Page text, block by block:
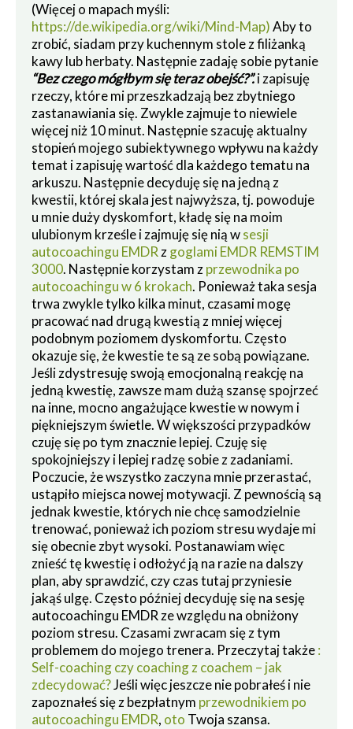
(Więcej o mapach myśli:
https://de.wikipedia.org/wiki/Mind-Map)Aby to
zrobić, siadam przy kuchennym stole z filiżanką
kawy lub herbaty. Następnie zadaję sobie pytanie
“Bez czego mógłbym się teraz obejść?”.i zapisuję
rzeczy, które mi przeszkadzają bez zbytniego
zastanawiania się. Zwykle zajmuje to niewiele
więcej niż 10 minut. Następnie szacuję aktualny
stopień mojego subiektywnego wpływu na każdy
temat i zapisuję wartość dla każdego tematu na
arkuszu. Następnie decyduję się na jedną z
kwestii, której skala jest najwyższa, tj. powoduje
u mnie duży dyskomfort, kładę się na moim
ulubionym krześle i zajmuję się nią wsesji
autocoachingu EMDR zgoglami EMDR REMSTIM
3000. Następnie korzystam zprzewodnika po
autocoachingu w 6 krokach. Ponieważ taka sesja
trwa zwykle tylko kilka minut, czasami mogę
pracować nad drugą kwestią z mniej więcej
podobnym poziomem dyskomfortu. Często
okazuje się, że kwestie te są ze sobą powiązane.
Jeśli zdystresuję swoją emocjonalną reakcję na
jedną kwestię, zawsze mam dużą szansę spojrzeć
na inne, mocno angażujące kwestie w nowym i
piękniejszym świetle. W większości przypadków
czuję się po tym znacznie lepiej. Czuję się
spokojniejszy i lepiej radzę sobie z zadaniami.
Poczucie, że wszystko zaczyna mnie przerastać,
ustąpiło miejsca nowej motywacji. Z pewnością są
jednak kwestie, których nie chcę samodzielnie
trenować, ponieważ ich poziom stresu wydaje mi
się obecnie zbyt wysoki. Postanawiam więc
znieść tę kwestię i odłożyć ją na razie na dalszy
plan, aby sprawdzić, czy czas tutaj przyniesie
jakąś ulgę. Często później decyduję się na sesję
autocoachingu EMDR ze względu na obniżony
poziom stresu. Czasami zwracam się z tym
problemem do mojego trenera. Przeczytaj także:
Self-coaching czy coaching z coachem – jak
zdecydować?Jeśli więc jeszcze nie pobrałeś i nie
zapoznałeś się z bezpłatnym przewodnikiem po
autocoachingu EMDR, oto Twoja szansa.